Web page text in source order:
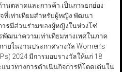
านตลาดและการค้า เป็นการยกย่อง
ที่เท่าเทียมสำหรับผู้หญิง พัฒนา
รมีส่วนร่วมของผู้หญิงในห่วงโซ่
พัฒนาความเท่าเทียมทางเพศในภาค
ยในงานประกาศรางวัล Women’s
2024 มีการมอบรางวัลให้แก่ 18
นวทางการดำเนินกิจการที่โดดเด่นใน